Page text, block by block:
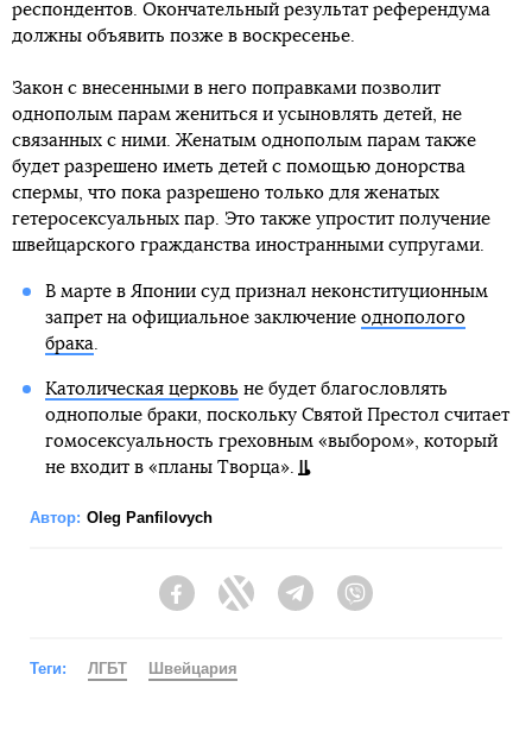
респондентов. Окончательный результат референдума
должны объявить позже в воскресенье.
Закон с внесенными в него поправками позволит
однополым парам жениться и усыновлять детей, не
связанных с ними. Женатым однополым парам также
будет разрешено иметь детей с помощью донорства
спермы, что пока разрешено только для женатых
гетеросексуальных пар. Это также упростит получение
швейцарского гражданства иностранными супругами.
В марте в Японии суд признал неконституционным
запрет на официальное заключение однополого
брака.
Католическая церковь не будет благословлять
однополые браки, поскольку Святой Престол считает
гомосексуальность греховным «выбором», который
не входит в «планы Творца».
Автор: Oleg Panfilovych
FacebookTwitter Telegram
Теги: ЛГБТ Швейцария